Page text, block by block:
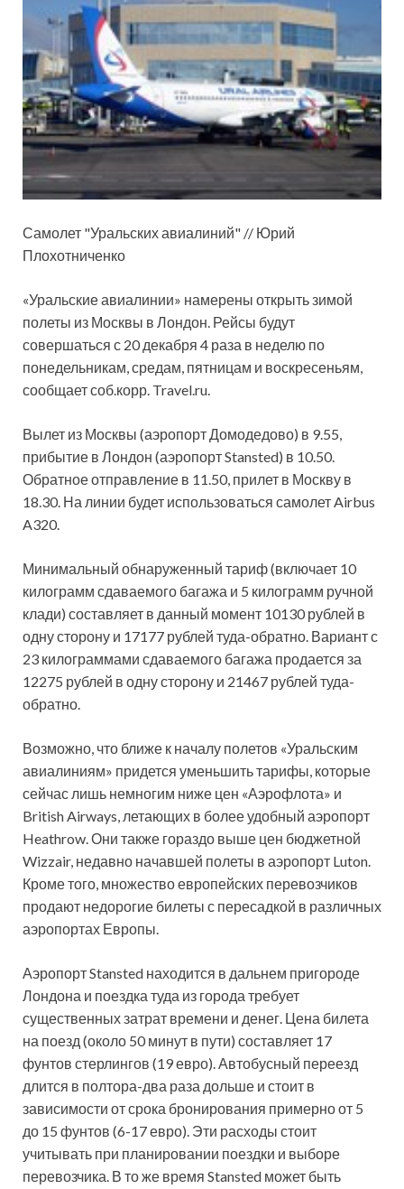
Самолет "Уральских авиалиний" // Юрий
Плохотниченко
«Уральские авиалинии» намерены открыть зимой
полеты из Москвы в Лондон. Рейсы будут
совершаться с 20 декабря 4 раза в неделю по
понедельникам, средам, пятницам и воскресеньям,
сообщает соб.корр. Travel.ru.
Вылет из Москвы (аэропорт Домодедово) в 9.55,
прибытие в Лондон (аэропорт Stansted) в 10.50.
Обратное отправление в 11.50, прилет в Москву в
18.30. На линии будет использоваться самолет Airbus
A320.
Минимальный обнаруженный тариф (включает 10
килограмм сдаваемого багажа и 5 килограмм ручной
клади) составляет в данный момент 10130 рублей в
одну сторону и 17177 рублей туда-обратно. Вариант с
23 килограммами сдаваемого багажа продается за
12275 рублей в одну сторону и 21467 рублей туда-
обратно.
Возможно, что ближе к началу полетов «Уральским
авиалиниям» придется уменьшить тарифы, которые
сейчас лишь немногим ниже цен «Аэрофлота» и
British Airways, летающих в более удобный аэропорт
Heathrow. Они также гораздо выше цен бюджетной
Wizzair, недавно начавшей полеты в аэропорт Luton.
Кроме того, множество европейских перевозчиков
продают недорогие билеты с пересадкой в различных
аэропортах Европы.
Аэропорт Stansted находится в дальнем пригороде
Лондона и поездка туда из города требует
существенных затрат времени и денег. Цена билета
на поезд (около 50 минут в пути) составляет 17
фунтов стерлингов (19 евро). Автобусный переезд
длится в полтора-два раза дольше и стоит в
зависимости от срока бронирования примерно от 5
до 15 фунтов (6-17 евро). Эти расходы стоит
учитывать при планировании поездки и выборе
перевозчика. В то же время Stansted может быть